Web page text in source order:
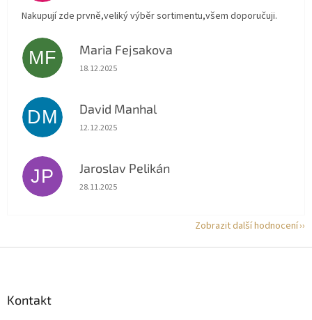
Nakupují zde prvně,veliký výběr sortimentu,všem doporučuji.
MF Maria Fejsakova
Hodnocení obchodu je 5 z 5 hvězdiček.
18.12.2025
DM David Manhal
Hodnocení obchodu je 5 z 5 hvězdiček.
12.12.2025
JP Jaroslav Pelikán
Hodnocení obchodu je 5 z 5 hvězdiček.
28.11.2025
Zobrazit další hodnocení
Kontakt